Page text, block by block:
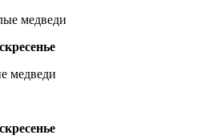
медведи
медведи